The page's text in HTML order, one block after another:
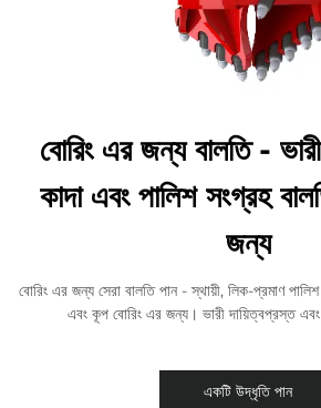
বোরিং এর জন্য বালতি -
কাদা এবং পালিশ সংগ্রহ
জন্য
বোরিং এর জন্য সেরা বালতি পান - স্থায়ী, লিক-প্রমাণ পালিশ
এবং কূপ বোরিং এর জন্য। ভারী দায়িত্বপ্রস্ত
একটি উদ্ধৃতি পান